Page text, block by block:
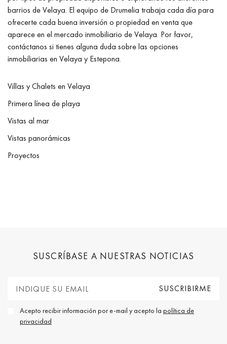
barrios de Velaya. El equipo de Drumelia trabaja cada día para
ofrecerte cada buena inversión o propiedad en venta que
aparece en el mercado inmobiliario de Velaya. Por favor,
contáctanos si tienes alguna duda sobre las opciones
inmobiliarias en Velaya y Estepona.
Villas y Chalets en Velaya
Primera línea de playa
Vistas al mar
Vistas panorámicas
Proyectos
SUSCRÍBASE A NUESTRAS NOTICIAS
Acepto recibir información por e-mail y acepto la política de
privacidad